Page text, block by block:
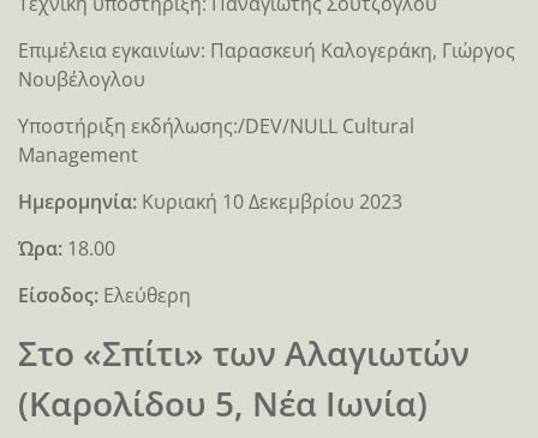
Επιμέλεια εγκαινίων: Παρασκευή Καλογεράκη, Γιώργος
Νουβέλογλου
Υποστήριξη εκδήλωσης:/DEV/NULL Cultural
Management
Hμερομηνία: Kυριακή 10 Δεκεμβρίου 2023
Ώρα: 18.00
Είσοδος: Ελεύθερη
Στο «Σπίτι» των Αλαγιωτών
(Καρολίδου 5, Νέα Ιωνία)